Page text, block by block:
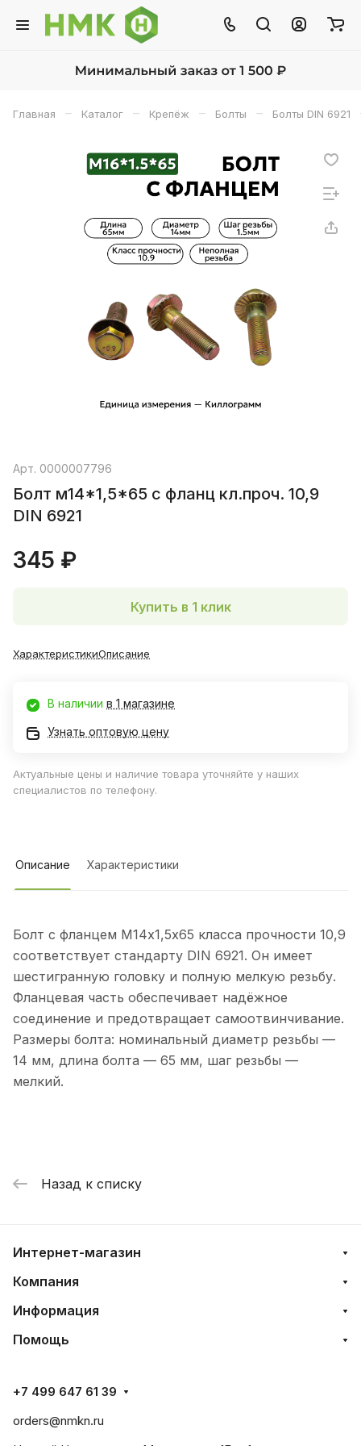
Главная – Каталог – Крепёж – Болты – Болты DIN 6921
Арт. 0000007796
Болт м14*1,5*65 с фланц кл.проч. 10,9
DIN 6921
345 ₽
Купить в 1 клик
ХарактеристикиОписание
В наличии в 1 магазине
Узнать оптовую цену
Актуальные цены и наличие товара уточняйте у наших
специалистов по телефону.
Описание Характеристики
Болт с фланцем М14х1,5х65 класса прочности 10,9
соответствует стандарту DIN 6921. Он имеет
шестигранную головку и полную мелкую резьбу.
Фланцевая часть обеспечивает надёжное
соединение и предотвращает самоотвинчивание.
Размеры болта: номинальный диаметр резьбы —
14 мм, длина болта — 65 мм, шаг резьбы —
мелкий.
Назад к списку
Интернет-магазин
Компания
Информация
Помощь
+7 499 647 61 39
orders@nmkn.ru